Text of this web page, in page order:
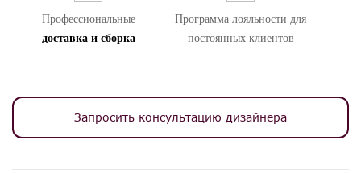
Профессиональные
доставка и сборка
Программа лояльности для
постоянных клиентов
Запросить консультацию дизайнера